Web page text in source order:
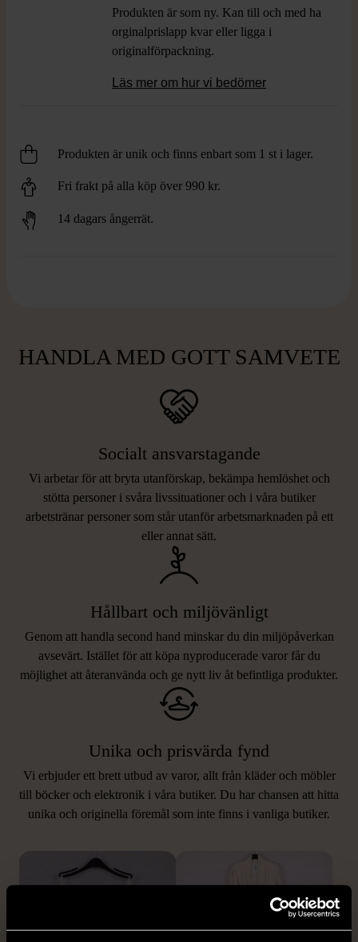
Produkten är som ny. Kan till och med ha
orginalprislapp kvar eller ligga i
originalförpackning.
Läs mer om hur vi bedömer
Produkten är unik och finns enbart som 1 st i lager.
Fri frakt på alla köp över 990 kr.
14 dagars ångerrät.
HANDLA MED GOTT SAMVETE
Socialt ansvarstagande
Vi arbetar för att bryta utanförskap, bekämpa hemlöshet och
stötta personer i svåra livssituationer och i våra butiker
arbetstränar personer som står utanför arbetsmarknaden på ett
eller annat sätt.
Hållbart och miljövänligt
Genom att handla second hand minskar du din miljöpåverkan
avsevärt. Istället för att köpa nyproducerade varor får du
möjlighet att återanvända och ge nytt liv åt befintliga produkter.
Unika och prisvärda fynd
Vi erbjuder ett brett utbud av varor, allt från kläder och möbler
till böcker och elektronik i våra butiker. Du har chansen att hitta
unika och originella föremål som inte finns i vanliga butiker.
LIKNANDE PRODUKTER
Hitta produkter som påminner om denna